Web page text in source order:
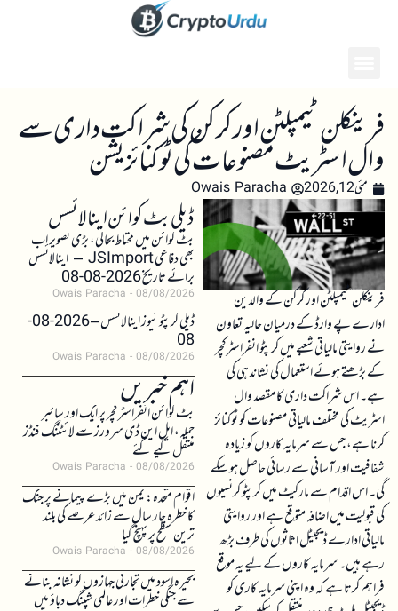
فرینکلن ٹیمپلٹن اور کرکن کی شراکت داری سے
وال اسٹریٹ مصنوعات کی ٹوکنائزیشن
مئی 12, 2026 Owais Paracha
فرینکلن ٹیمپلٹن اور کرکن کے والدین
ادارے پے وارڈ کے درمیان حالیہ تعاون
نے روایتی مالیاتی شعبے میں کرپٹو انفراسٹرکچر
کے بڑھتے ہوئے استعمال کی نشاندہی کی
ہے۔ اس شراکت داری کا مقصد وال
اسٹریٹ کی مختلف مالیاتی مصنوعات کو ٹوکنائز
کرنا ہے، جس سے سرمایہ کاروں کو زیادہ
شفافیت اور آسانی سے رسائی حاصل ہو سکے
گی۔ اس اقدام سے مارکیٹ میں کرپٹو کرنسیوں
کی قبولیت میں اضافہ متوقع ہے اور روایتی
مالیاتی ادارے ڈیجیٹل اثاثوں کی طرف بڑھ
رہے ہیں۔ سرمایہ کاروں کے لیے یہ موقع
فراہم کرتا ہے کہ وہ اپنی سرمایہ کاری کو
ڈیلی بٹ کوائن اینالائسس
بٹ کوائن میں محتاط بحالی، بڑی تصویر اب
بھی دفاعی JSImport – اینالائسس
برائے تاریخ 2026-08-08
Owais Paracha 08/08/2026
ڈیلی کرپٹو نیوز اینالائسس – 2026-08-
08
Owais Paracha 08/08/2026
اہم خبریں
بٹ کوائن انفراسٹرکچر پر ایک اور سائبر
حملہ، ایل این ڈی سرورز سے لائٹننگ فنڈز
منتقل کیے گئے
Owais Paracha 08/08/2026
اقوام متحدہ: یمن میں بڑے پیمانے پر جنگ
کا خطرہ چار سال سے زائد عرصے کی بلند
ترین سطح پر پہنچ گیا
Owais Paracha 08/08/2026
بحیرہ اسود میں تجارتی جہازوں کو نشانہ بنانے
سے جنگی خطرات اور عالمی شپنگ دباؤ میں